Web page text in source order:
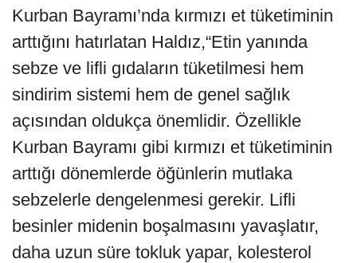
Kurban Bayramı’nda kırmızı et tüketiminin
arttığını hatırlatan Haldız,“Etin yanında
sebze ve lifli gıdaların tüketilmesi hem
sindirim sistemi hem de genel sağlık
açısından oldukça önemlidir. Özellikle
Kurban Bayramı gibi kırmızı et tüketiminin
arttığı dönemlerde öğünlerin mutlaka
sebzelerle dengelenmesi gerekir. Lifli
besinler midenin boşalmasını yavaşlatır,
daha uzun süre tokluk yapar, kolesterol